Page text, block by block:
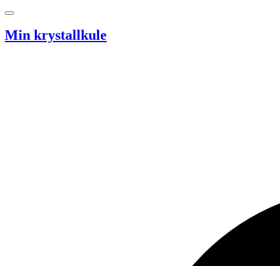
Hopp til innhold
Min krystallkule